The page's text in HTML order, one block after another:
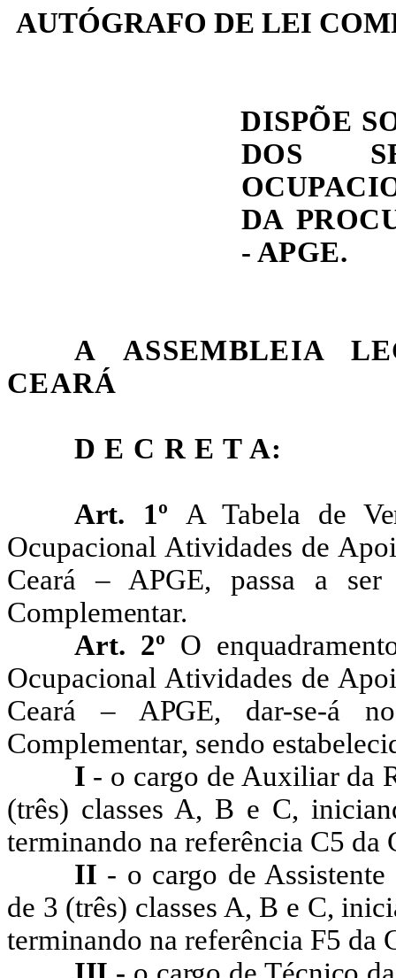
AUTÓGRAFO DE LEI
DISPÕE
DOS
DA
- APGE.
AASSEMBLEIA
CEARÁ
D E C R E T A:
Art. 1º A Tabela de
Ocupacional Atividades de
Ceará – APGE, passa a ser
Complementar.
Art. 2º O
Ocupacional Atividades de
Ceará – APGE, dar-se-á
Complementar, sendo
I - o cargo de Auxiliar da
(três) classes A, B e C,
terminando na referência C5 da
II - o cargo de
de 3 (três) classes A, B e C,
terminando na referência F5 da